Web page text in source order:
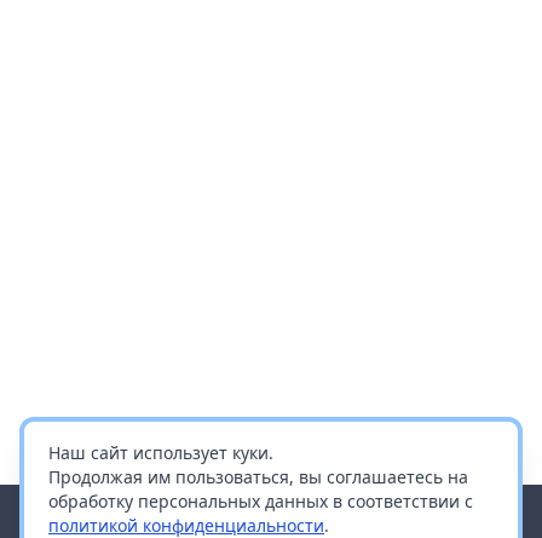
Наш сайт использует куки.
Продолжая им пользоваться, вы соглашаетесь на
обработку персональных данных в соответствии с
политикой конфиденциальности.